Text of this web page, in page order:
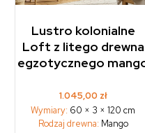
Lustro kolonialne
Loft z litego drewna
egzotycznego
1.045,00 zł
Wymiary: 60 × 3 × 120 cm
Rodzaj drewna: Mango